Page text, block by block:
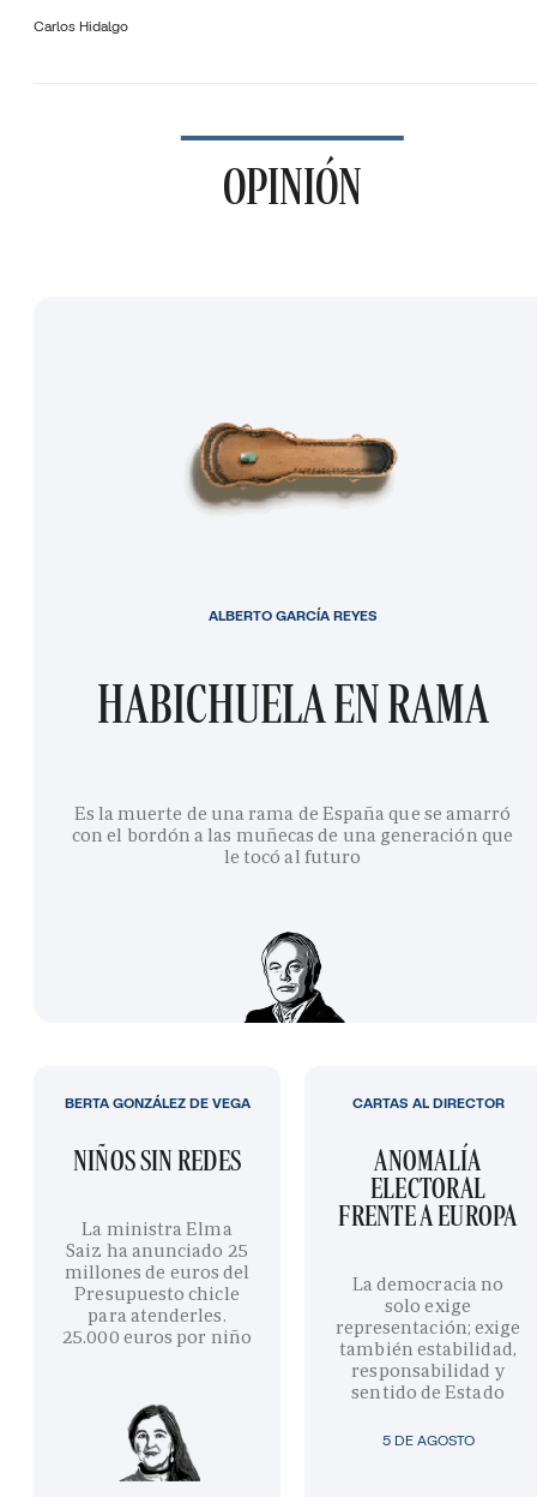
Carlos Hidalgo
OPINIÓN
HABICHUELA EN RAMA
Es la muerte de una rama de España que se amarró
con el bordón a las muñecas de una generación que
le tocó al futuro
ALBERTO GARCÍA REYES
NIÑOS SIN REDES
La ministra Elma
Saiz ha anunciado 25
millones de euros del
Presupuesto chicle
para atenderles.
25.000 euros por niño
BERTA GONZÁLEZ DE VEGA
5 DE AGOSTO
ANOMALÍA
ELECTORAL
FRENTE A EUROPA
La democracia no
solo exige
representación; exige
también estabilidad,
responsabilidad y
sentido de Estado
CARTAS AL DIRECTOR